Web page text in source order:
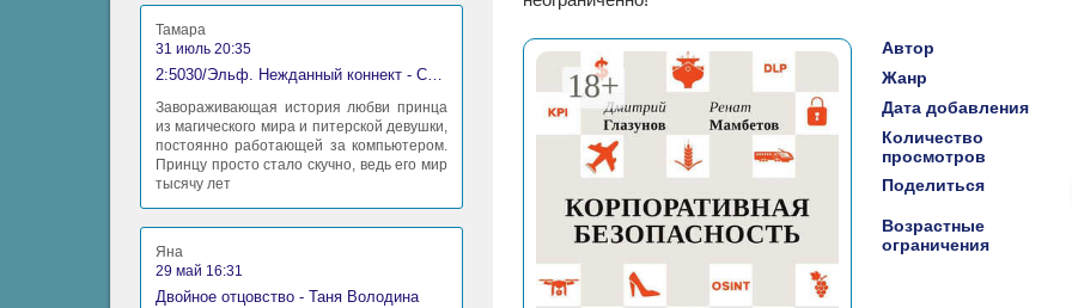
Автор
Жанр
Дата добавления
Количество
просмотров
Поделиться
Возрастные
ограничения
Тамара
31 июль 20:35
2:5030/Эльф. Нежданный коннект - Станислав Миков
Завораживающая история любви принца
из магического мира и питерской девушки,
постоянно работающей за компьютером.
Принцу просто стало скучно, ведь его мир
тысячу лет
Яна
29 май 16:31
Двойное отцовство - Таня Володина